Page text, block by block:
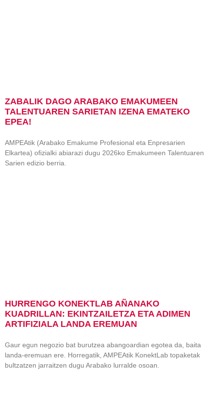
ZABALIK DAGO ARABAKO EMAKUMEEN
TALENTUAREN SARIETAN IZENA EMATEKO
EPEA!
AMPEAtik (Arabako Emakume Profesional eta Enpresarien
Elkartea) ofizialki abiarazi dugu 2026ko Emakumeen Talentuaren
Sarien edizio berria.
HURRENGO KONEKTLAB AÑANAKO
KUADRILLAN: EKINTZAILETZA ETA ADIMEN
ARTIFIZIALA LANDA EREMUAN
Gaur egun negozio bat burutzea abangoardian egotea da, baita
landa-eremuan ere. Horregatik, AMPEAtik KonektLab topaketak
bultzatzen jarraitzen dugu Arabako lurralde osoan.